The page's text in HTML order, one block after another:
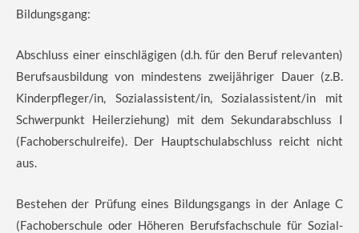
Bildungsgang:
Abschluss einer einschlägigen (d.h. für den Beruf relevanten)
Berufsausbildung von mindestens zweijähriger Dauer (z.B.
Kinderpfleger/in, Sozialassistent/in, Sozialassistent/in mit
Schwerpunkt Heilerziehung) mit dem Sekundarabschluss I
(Fachoberschulreife). Der Hauptschulabschluss reicht nicht
aus.
Bestehen der Prüfung eines Bildungsgangs in der Anlage C
(Fachoberschule oder Höheren Berufsfachschule für Sozial-